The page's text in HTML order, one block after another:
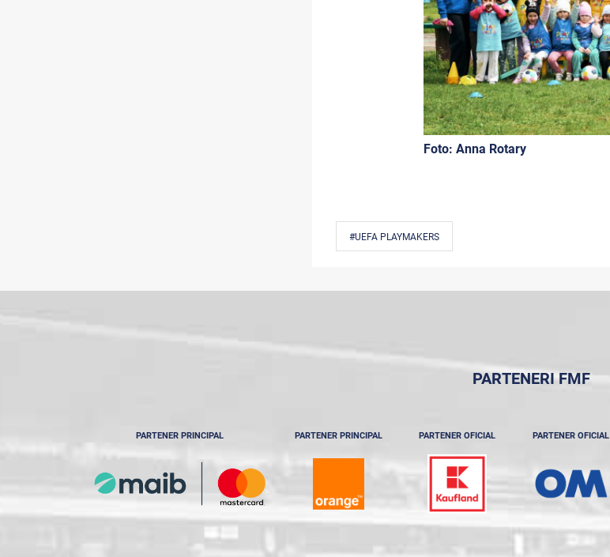
Foto: Anna Rotary
#UEFA PLAYMAKERS
PARTENERI FMF
PARTENER PRINCIPAL PARTENER PRINCIPAL PARTENER OFICIAL PARTENER OFICIAL